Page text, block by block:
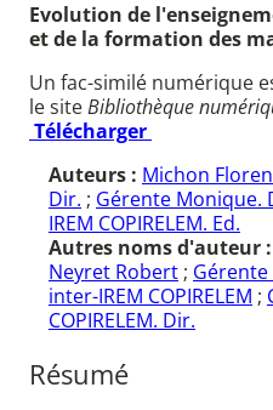
Evolution de
et de la formation des
Un fac-similé numérique
le siteBibliothèque
Télécharger
Auteurs : Michon
Dir. ; Gérente Monique.
IREM COPIRELEM. Ed.
Autres noms d'auteur :
Neyret Robert ;
inter-IREM COPIRELEM ;
COPIRELEM. Dir.
Résumé